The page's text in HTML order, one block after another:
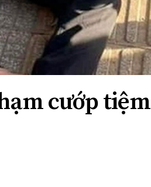
cướp tiệm